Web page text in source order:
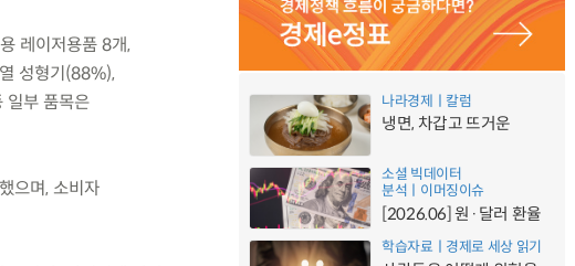
레이저용품 8개,
성형기(88%),
일부 품목은
으며, 소비자
나라경제ㅣ칼럼
냉면, 차갑고 뜨거운
소셜 빅데이터
분석ㅣ이머징이슈
[2026.06] 원·달러 환율
학습자료ㅣ경제로 세상 읽기